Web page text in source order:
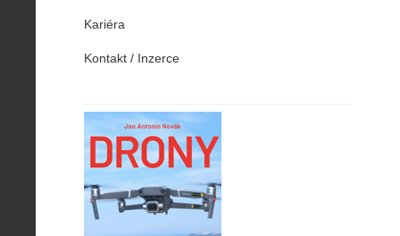
Kariéra
Kontakt / Inzerce